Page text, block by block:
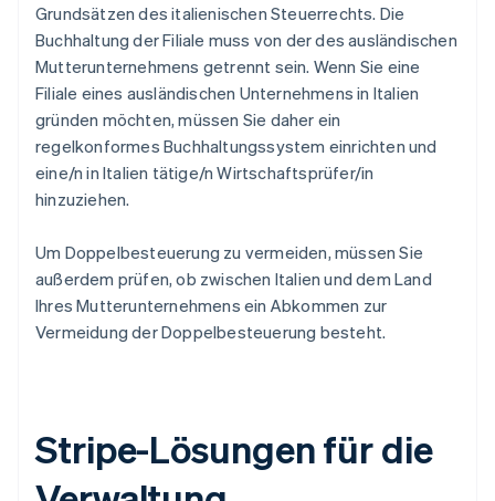
Grundsätzen des italienischen Steuerrechts. Die
Buchhaltung der Filiale muss von der des ausländischen
Mutterunternehmens getrennt sein. Wenn Sie eine
Filiale eines ausländischen Unternehmens in Italien
gründen möchten, müssen Sie daher ein
regelkonformes Buchhaltungssystem einrichten und
eine/n in Italien tätige/n Wirtschaftsprüfer/in
hinzuziehen.
Um Doppelbesteuerung zu vermeiden, müssen Sie
außerdem prüfen, ob zwischen Italien und dem Land
Ihres Mutterunternehmens ein Abkommen zur
Vermeidung der Doppelbesteuerung besteht.
Stripe-Lösungen für die